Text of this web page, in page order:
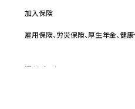
加入保険
雇用保険、労災保険、厚生年金、健